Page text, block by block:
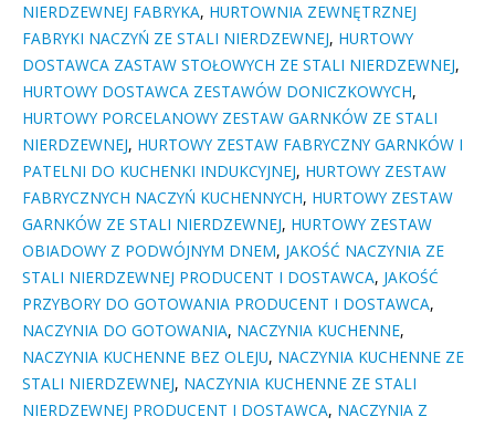
NIERDZEWNEJ FABRYKA, HURTOWNIA ZEWNĘTRZNEJ
FABRYKI NACZYŃ ZE STALI NIERDZEWNEJ, HURTOWY
DOSTAWCA ZASTAW STOŁOWYCH ZE STALI NIERDZEWNEJ,
HURTOWY DOSTAWCA ZESTAWÓW DONICZKOWYCH,
HURTOWY PORCELANOWY ZESTAW GARNKÓW ZE STALI
NIERDZEWNEJ, HURTOWY ZESTAW FABRYCZNY GARNKÓW I
PATELNI DO KUCHENKI INDUKCYJNEJ, HURTOWY ZESTAW
FABRYCZNYCH NACZYŃ KUCHENNYCH, HURTOWY ZESTAW
GARNKÓW ZE STALI NIERDZEWNEJ, HURTOWY ZESTAW
OBIADOWY Z PODWÓJNYM DNEM, JAKOŚĆ NACZYNIA ZE
STALI NIERDZEWNEJ PRODUCENT I DOSTAWCA, JAKOŚĆ
PRZYBORY DO GOTOWANIA PRODUCENT I DOSTAWCA,
NACZYNIA DO GOTOWANIA, NACZYNIA KUCHENNE,
NACZYNIA KUCHENNE BEZ OLEJU, NACZYNIA KUCHENNE ZE
STALI NIERDZEWNEJ, NACZYNIA KUCHENNE ZE STALI
NIERDZEWNEJ PRODUCENT I DOSTAWCA, NACZYNIA Z